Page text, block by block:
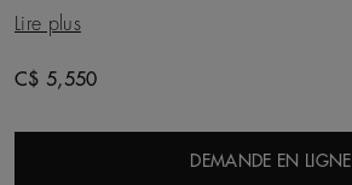
diamants micropavés. Sertis à la
Lire plus
Original price
C$ 5,550
DEMANDE EN LIGNE